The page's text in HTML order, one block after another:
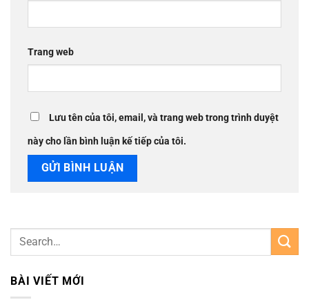
Trang web
Lưu tên của tôi, email, và trang web trong trình duyệt
này cho lần bình luận kế tiếp của tôi.
BÀI VIẾT MỚI